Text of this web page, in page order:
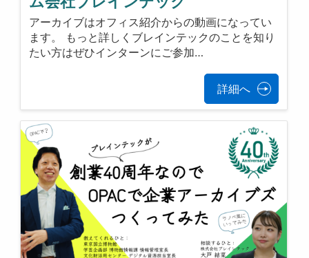
アーカイブはオフィス紹介からの動画になってい
ます。 もっと詳しくブレインテックのことを知り
たい方はぜひインターンにご参加…
詳細へ